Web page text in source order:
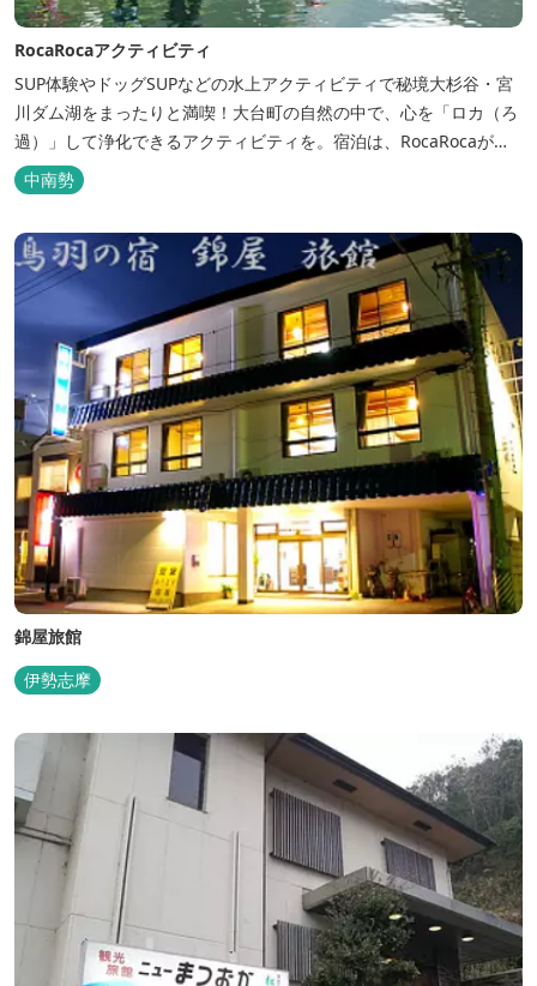
RocaRocaアクティビティ
SUP体験やドッグSUPなどの水上アクティビティで秘境大杉谷・宮
川ダム湖をまったりと満喫！大台町の自然の中で、心を「ロカ（ろ
過）」して浄化できるアクティビティを。宿泊は、RocaRocaが運
営する「キャンプスタイルの宿やまがら」へ！
中南勢
錦屋旅館
伊勢志摩